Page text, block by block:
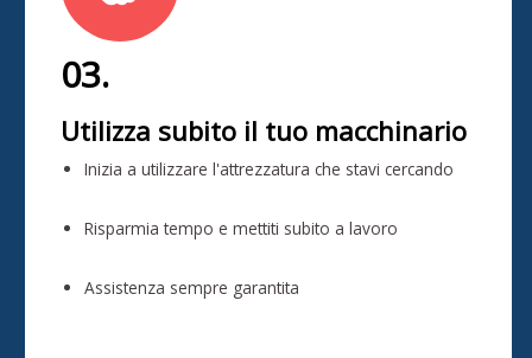
03.
Utilizza subito il tuo macchinario
Inizia a utilizzare l'attrezzatura che stavi cercando
Risparmia tempo e mettiti subito a lavoro
Assistenza sempre garantita